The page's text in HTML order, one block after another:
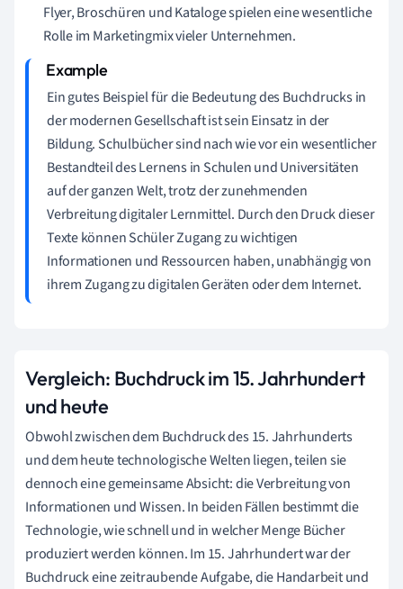
Flyer, Broschüren und Kataloge spielen eine wesentliche
Rolle im Marketingmix vieler Unternehmen.
Ein gutes Beispiel für die Bedeutung des Buchdrucks in
der modernen Gesellschaft ist sein Einsatz in der
Bildung. Schulbücher sind nach wie vor ein wesentlicher
Bestandteil des Lernens in Schulen und Universitäten
auf der ganzen Welt, trotz der zunehmenden
Verbreitung digitaler Lernmittel. Durch den Druck dieser
Texte können Schüler Zugang zu wichtigen
Informationen und Ressourcen haben, unabhängig von
ihrem Zugang zu digitalen Geräten oder dem Internet.
Vergleich: Buchdruck im 15. Jahrhundert
und heute
Obwohl zwischen dem Buchdruck des 15. Jahrhunderts
und dem heute technologische Welten liegen, teilen sie
dennoch eine gemeinsame Absicht: die Verbreitung von
Informationen und Wissen. In beiden Fällen bestimmt die
Technologie, wie schnell und in welcher Menge Bücher
produziert werden können. Im 15. Jahrhundert war der
Buchdruck eine zeitraubende Aufgabe, die Handarbeit und